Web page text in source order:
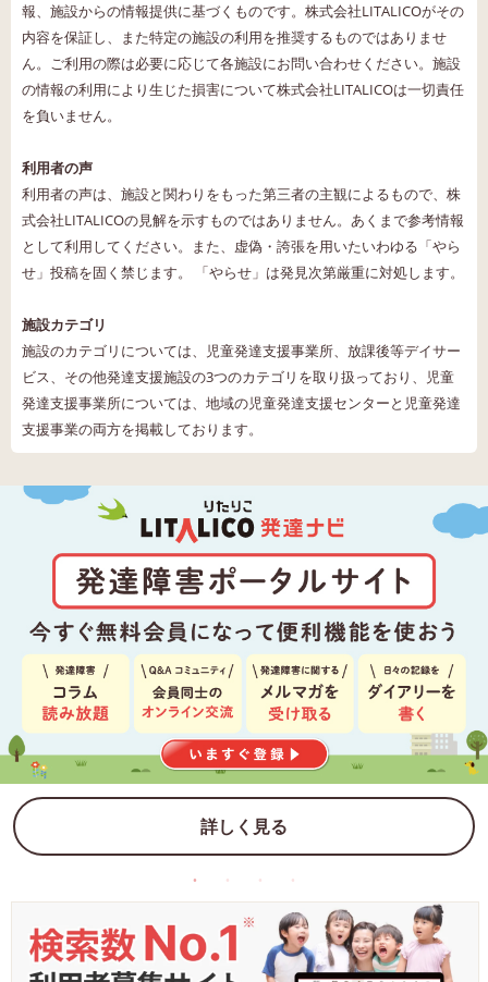
報、施設からの情報提供に基づくものです。株式会社LITALICOがその
内容を保証し、また特定の施設の利用を推奨するものではありませ
ん。ご利用の際は必要に応じて各施設にお問い合わせください。施設
の情報の利用により生じた損害について株式会社LITALICOは一切責任
を負いません。
利用者の声
利用者の声は、施設と関わりをもった第三者の主観によるもので、株
式会社LITALICOの見解を示すものではありません。あくまで参考情報
として利用してください。また、虚偽・誇張を用いたいわゆる「やら
せ」投稿を固く禁じます。 「やらせ」は発見次第厳重に対処します。
施設カテゴリ
施設のカテゴリについては、児童発達支援事業所、放課後等デイサー
ビス、その他発達支援施設の3つのカテゴリを取り扱っており、児童
発達支援事業所については、地域の児童発達支援センターと児童発達
支援事業の両方を掲載しております。
詳しく見る